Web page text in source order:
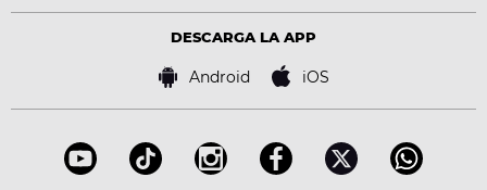
Virales
Bases de concursos
DESCARGA LA APP
Android iOS